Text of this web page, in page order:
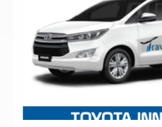
Indonesia yang berkunjung
Keunikan Kari Kepala Ikan
Curry […]